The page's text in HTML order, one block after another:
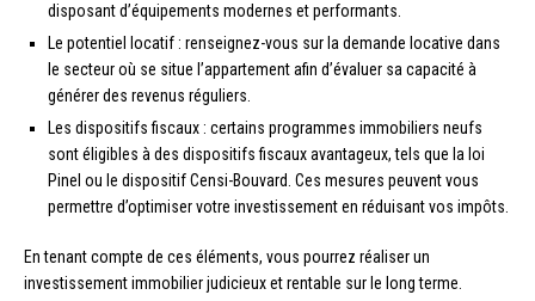
disposant d’équipements modernes et performants.
Le potentiel locatif : renseignez-vous sur la demande locative dans
le secteur où se situe l’appartement afin d’évaluer sa capacité à
générer des revenus réguliers.
Les dispositifs fiscaux : certains programmes immobiliers neufs
sont éligibles à des dispositifs fiscaux avantageux, tels que la loi
Pinel ou le dispositif Censi-Bouvard. Ces mesures peuvent vous
permettre d’optimiser votre investissement en réduisant vos impôts.
En tenant compte de ces éléments, vous pourrez réaliser un
investissement immobilier judicieux et rentable sur le long terme.